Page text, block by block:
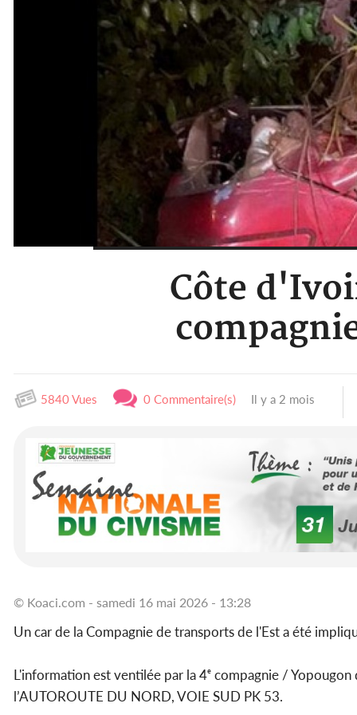
Côte
5840 Vues 0 Commentaire(s) Il y a 2 mois
© Koaci.com - samedi 16 mai 2026 - 13:28
Un car de la Compagnie de transports de l'Est a été
L'information est ventilée par la 4ᵉ compagnie /
l’AUTOROUTE DU NORD, VOIE SUD PK 53.